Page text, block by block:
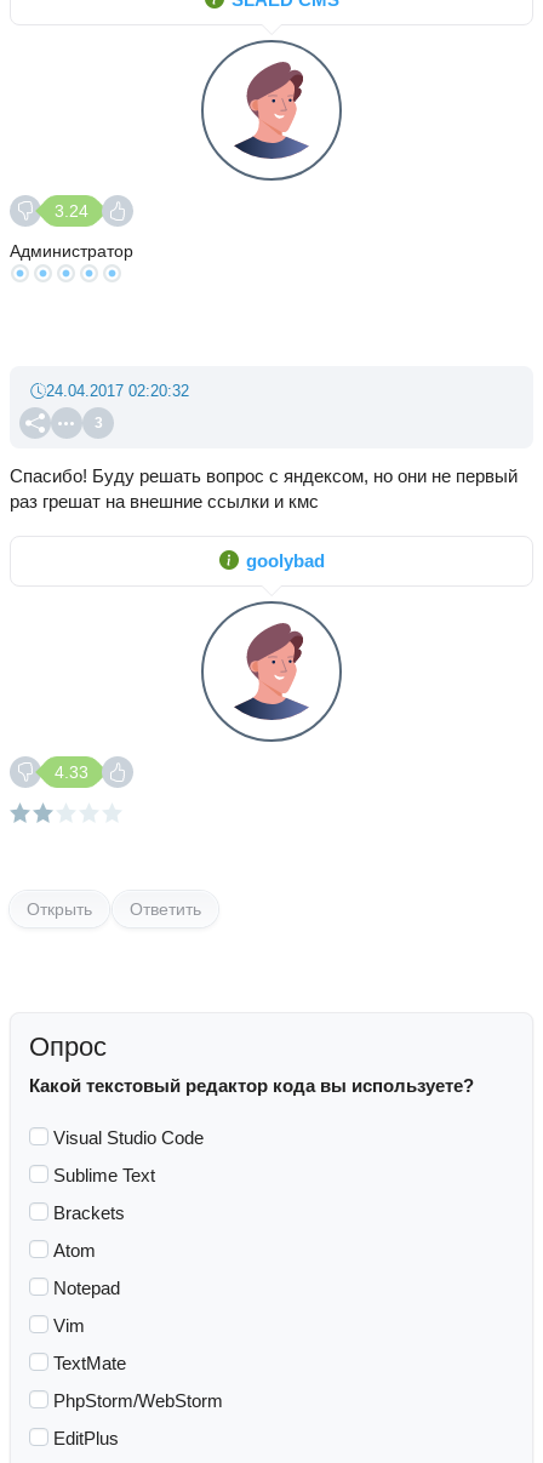
3.24
Администратор
3
24.04.2017 02:20:32
Спасибо! Буду решать вопрос с яндексом, но они не первый
раз грешат на внешние ссылки и кмс
goolybad
4.33
Открыть Ответить
Опрос
Какой текстовый редактор кода вы используете?
Visual Studio Code
Sublime Text
Brackets
Atom
Notepad
Vim
TextMate
PhpStorm/WebStorm
EditPlus